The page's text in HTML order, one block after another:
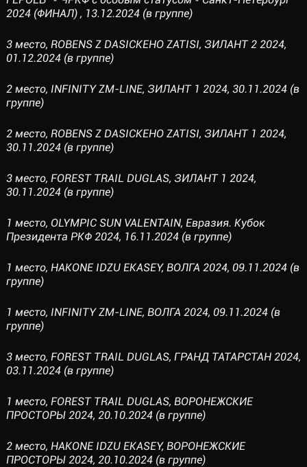
2024 (ФИНАЛ) , 13.12.2024 (в группе)
3 место, ROBENS Z DASICKEHO ZATISI, ЗИЛАНТ 2 2024,
01.12.2024 (в группе)
2 место, INFINITY ZM-LINE, ЗИЛАНТ 1 2024, 30.11.2024 (в
группе)
2 место, ROBENS Z DASICKEHO ZATISI, ЗИЛАНТ 1 2024,
30.11.2024 (в группе)
3 место, FOREST TRAIL DUGLAS, ЗИЛАНТ 1 2024,
30.11.2024 (в группе)
1 место, OLYMPIC SUN VALENTAIN, Евразия. Кубок
Президента РКФ 2024, 16.11.2024 (в группе)
1 место, HAKONE IDZU EKASEY, ВОЛГА 2024, 09.11.2024 (в
группе)
1 место, INFINITY ZM-LINE, ВОЛГА 2024, 09.11.2024 (в
группе)
3 место, FOREST TRAIL DUGLAS, ГРАНД ТАТАРСТАН 2024,
03.11.2024 (в группе)
1 место, FOREST TRAIL DUGLAS, ВОРОНЕЖСКИЕ
ПРОСТОРЫ 2024, 20.10.2024 (в группе)
2 место, HAKONE IDZU EKASEY, ВОРОНЕЖСКИЕ
ПРОСТОРЫ 2024, 20.10.2024 (в группе)